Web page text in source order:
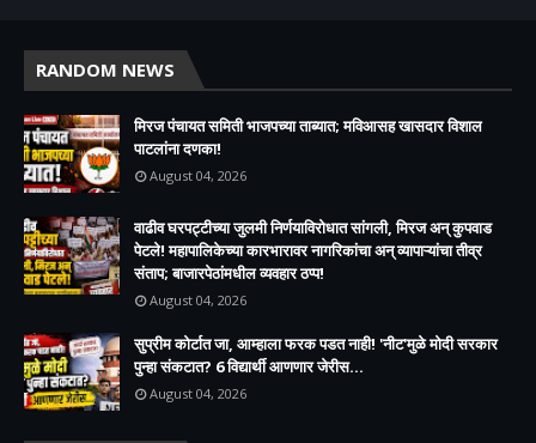
RANDOM NEWS
मिरज पंचायत समिती भाजपच्या ताब्यात; मविआसह खासदार विशाल
पाटलांना दणका!
August 04, 2026
वाढीव घरपट्टीच्या जुलमी निर्णयाविरोधात सांगली, मिरज अन् कुपवाड
पेटले! महापालिकेच्या कारभारावर नागरिकांचा अन् व्यापाऱ्यांचा तीव्र
संताप; बाजारपेठांमधील व्यवहार ठप्प!​
August 04, 2026
सुप्रीम कोर्टात जा, आम्हाला फरक पडत नाही! 'नीट'मुळे मोदी सरकार
पुन्हा संकटात? 6 विद्यार्थी आणणार जेरीस...
August 04, 2026